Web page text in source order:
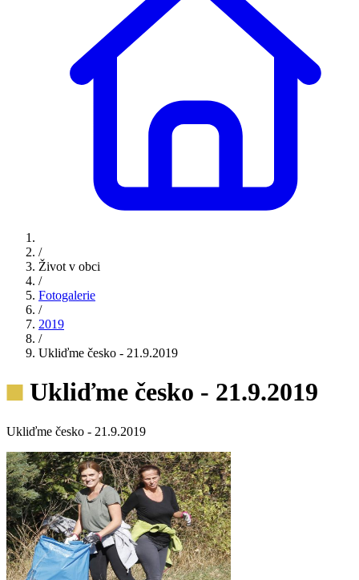
/
Život v obci
/
Fotogalerie
/
2019
/
Ukliďme česko - 21.9.2019
Ukliďme česko - 21.9.2019
Ukliďme česko - 21.9.2019